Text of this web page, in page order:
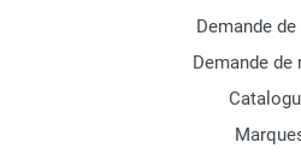
Demande de
Demande de